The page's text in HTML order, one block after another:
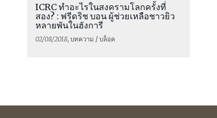
ICRC ทำอะไรในสงครามโลกครั้งที่
สอง? : ฟรีดริช บอน ผู้ช่วยเหลือชาวยิว
หลายพันในฮังการี
02/08/2018, บทความ / บล็อค